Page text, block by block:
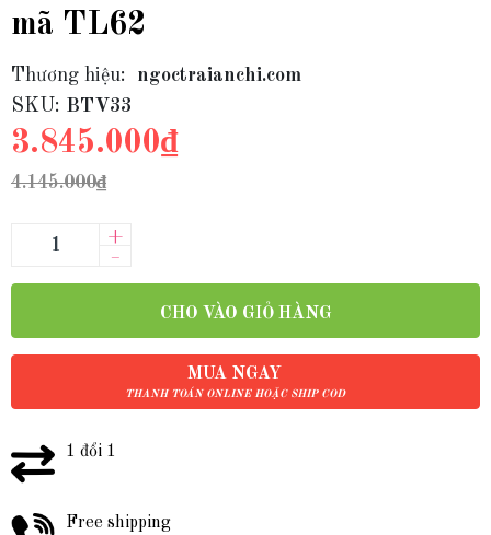
mã TL62
Thương hiệu:
ngoctraianchi.com
SKU: BTV33
3.845.000₫
4.145.000₫
–
+
CHO VÀO GIỎ HÀNG
MUA NGAY
THANH TOÁN ONLINE HOẶC SHIP COD
1 đổi 1
Free shipping